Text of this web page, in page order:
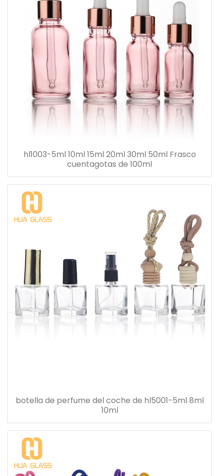
hl1003-5ml 10ml 15ml 20ml 30ml 50ml Frasco
cuentagotas de 100ml
botella de perfume del coche de hl5001-5ml 8ml
10ml